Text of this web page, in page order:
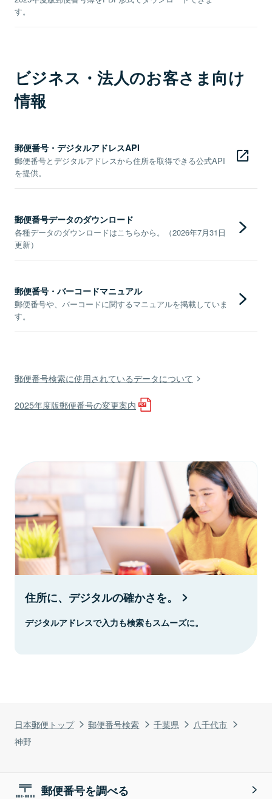
日本郵便トップ 郵便番号検索 千葉県
八千代市
神野
す。
ビジネス・法人のお客さま向け
情報
郵便番号・デジタルアドレスAPI
郵便番号とデジタルアドレスから住所を取得できる公式API
を提供。
郵便番号データのダウンロード
各種データのダウンロードはこちらから。（2026年7月31日
更新）
郵便番号・バーコードマニュアル
郵便番号や、バーコードに関するマニュアルを掲載していま
す。
郵便番号検索に使用されているデータについて
2025年度版郵便番号の変更案内
住所に、デジタルの確かさを。
デジタルアドレスで入力も検索もスムーズに。
郵便番号を調べる